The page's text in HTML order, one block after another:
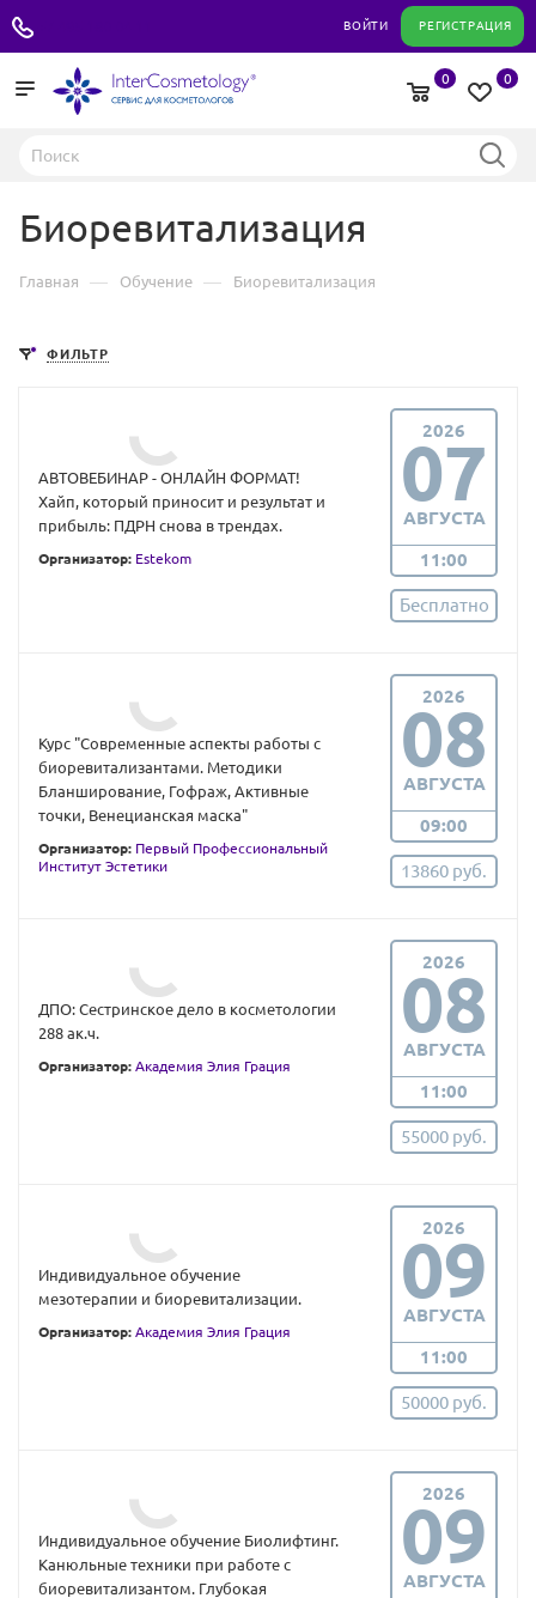
ВОЙТИ РЕГИСТРАЦИЯ
0
0
Биоревитализация
Главная — Обучение — Биоревитализация
ФИЛЬТР
АВТОВЕБИНАР - ОНЛАЙН ФОРМАТ!
Хайп, который приносит и результат и
прибыль: ПДРН снова в трендах.
Организатор: Estekom
2026
07
АВГУСТА
11:00
Бесплатно
Курс "Современные аспекты работы с
биоревитализантами. Методики
Бланширование, Гофраж, Активные
точки, Венецианская маска"
Организатор: Первый Профессиональный
Институт Эстетики
2026
08
АВГУСТА
09:00
13860 руб.
ДПО: Сестринское дело в косметологии
288 ак.ч.
Организатор: Академия Элия Грация
2026
08
АВГУСТА
11:00
55000 руб.
Индивидуальное обучение
мезотерапии и биоревитализации.
Организатор: Академия Элия Грация
2026
09
АВГУСТА
11:00
50000 руб.
Индивидуальное обучение Биолифтинг.
Канюльные техники при работе с
биоревитализантом. Глубокая
2026
09
АВГУСТА